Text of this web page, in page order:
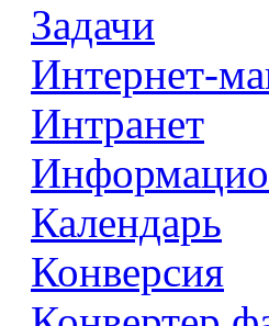
Задачи
Интернет-
Интранет
Календарь
Конверсия